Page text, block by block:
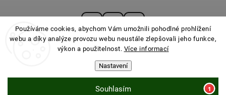
Používáme cookies, abychom Vám umožnili pohodlné prohlížení
webu a díky analýze provozu webu neustále zlepšovali jeho funkce,
výkon a použitelnost. Více informací
Nastavení
Souhlasím
PONOŽKOVNA· Všechna práva vyhrazena ·
Nastavení cookies